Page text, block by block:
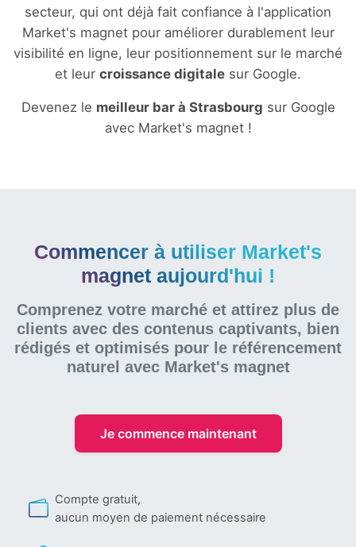
secteur, qui ont déjà fait confiance à l'application
Market's magnet pour améliorer durablement leur
visibilité en ligne, leur positionnement sur le marché
et leur croissance digitale sur Google.
Devenez le meilleur bar à Strasbourg sur Google
avec Market's magnet !
Commencer à utiliser Market's
magnet aujourd'hui !
Comprenez votre marché et attirez plus de
clients avec des contenus captivants, bien
rédigés et optimisés pour le référencement
naturel avec Market's magnet
Je commence maintenant
Compte gratuit,
aucun moyen de paiement nécessaire